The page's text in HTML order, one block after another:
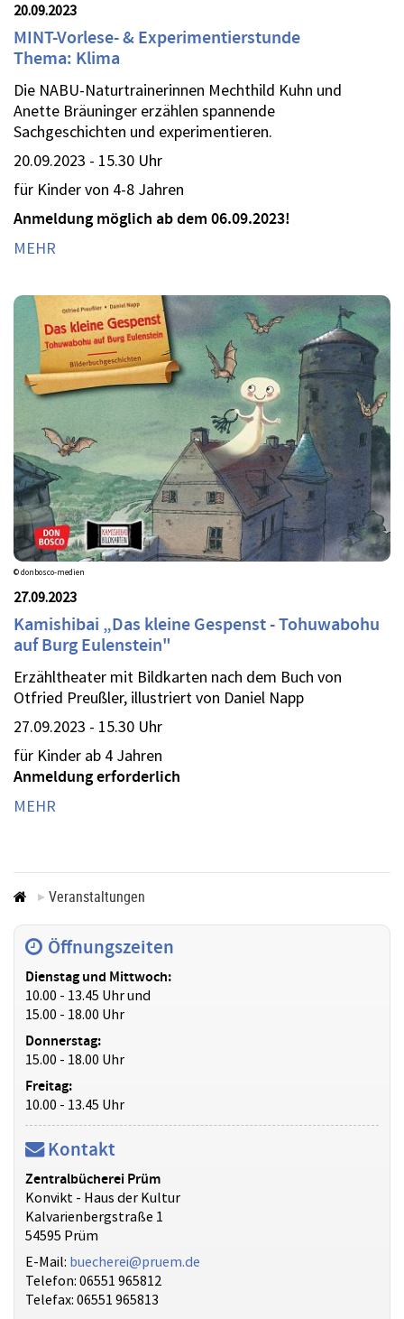
20.09.2023
MINT-Vorlese- & Experimentierstunde
Thema: Klima
Die NABU-Naturtrainerinnen Mechthild Kuhn und
Anette Bräuninger erzählen spannende
Sachgeschichten und experimentieren.
20.09.2023 - 15.30 Uhr
für Kinder von 4-8 Jahren
Anmeldung möglich ab dem 06.09.2023!
MEHR
© donbosco-medien
27.09.2023
Kamishibai „Das kleine Gespenst - Tohuwabohu
auf Burg Eulenstein"
Erzähltheater mit Bildkarten nach dem Buch von
Otfried Preußler, illustriert von Daniel Napp
27.09.2023 - 15.30 Uhr
für Kinder ab 4 Jahren
Anmeldung erforderlich
MEHR
Veranstaltungen
Öffnungszeiten
Dienstag und Mittwoch:
10.00 - 13.45 Uhr und
15.00 - 18.00 Uhr
Donnerstag:
15.00 - 18.00 Uhr
Freitag:
10.00 - 13.45 Uhr
Kontakt
Zentralbücherei Prüm
Konvikt - Haus der Kultur
Kalvarienbergstraße 1
54595 Prüm
E-Mail: buecherei@pruem.de
Telefon: 06551 965812
Telefax: 06551 965813